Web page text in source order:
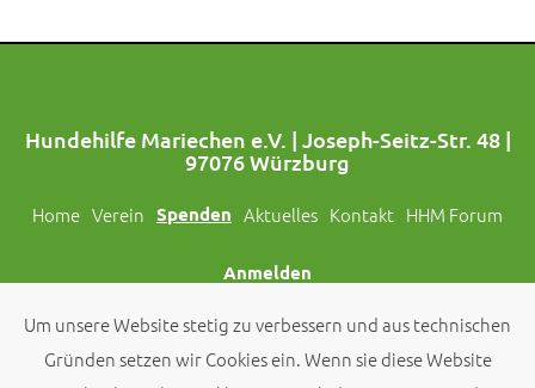
Hundehilfe Mariechen e.V. | Joseph-Seitz-Str. 48 |
97076 Würzburg
Home Verein Spenden Aktuelles Kontakt HHM Forum
Anmelden
Folgt uns auch auf Social Media!
Um unsere Website stetig zu verbessern und aus technischen
Gründen setzen wir Cookies ein. Wenn sie diese Website